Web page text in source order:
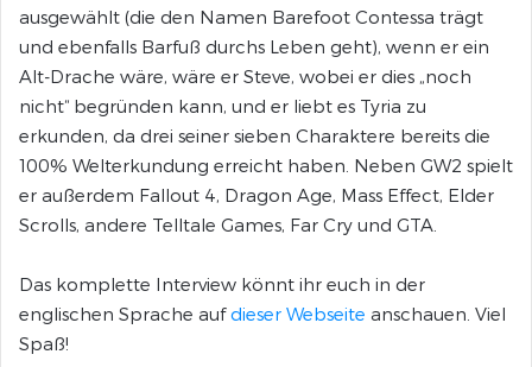
ausgewählt (die den Namen Barefoot Contessa trägt
und ebenfalls Barfuß durchs Leben geht), wenn er ein
Alt-Drache wäre, wäre er Steve, wobei er dies „noch
nicht“ begründen kann, und er liebt es Tyria zu
erkunden, da drei seiner sieben Charaktere bereits die
100% Welterkundung erreicht haben. Neben GW2 spielt
er außerdem Fallout 4, Dragon Age, Mass Effect, Elder
Scrolls, andere Telltale Games, Far Cry und GTA.
Das komplette Interview könnt ihr euch in der
englischen Sprache aufdieser Webseite anschauen. Viel
Spaß!